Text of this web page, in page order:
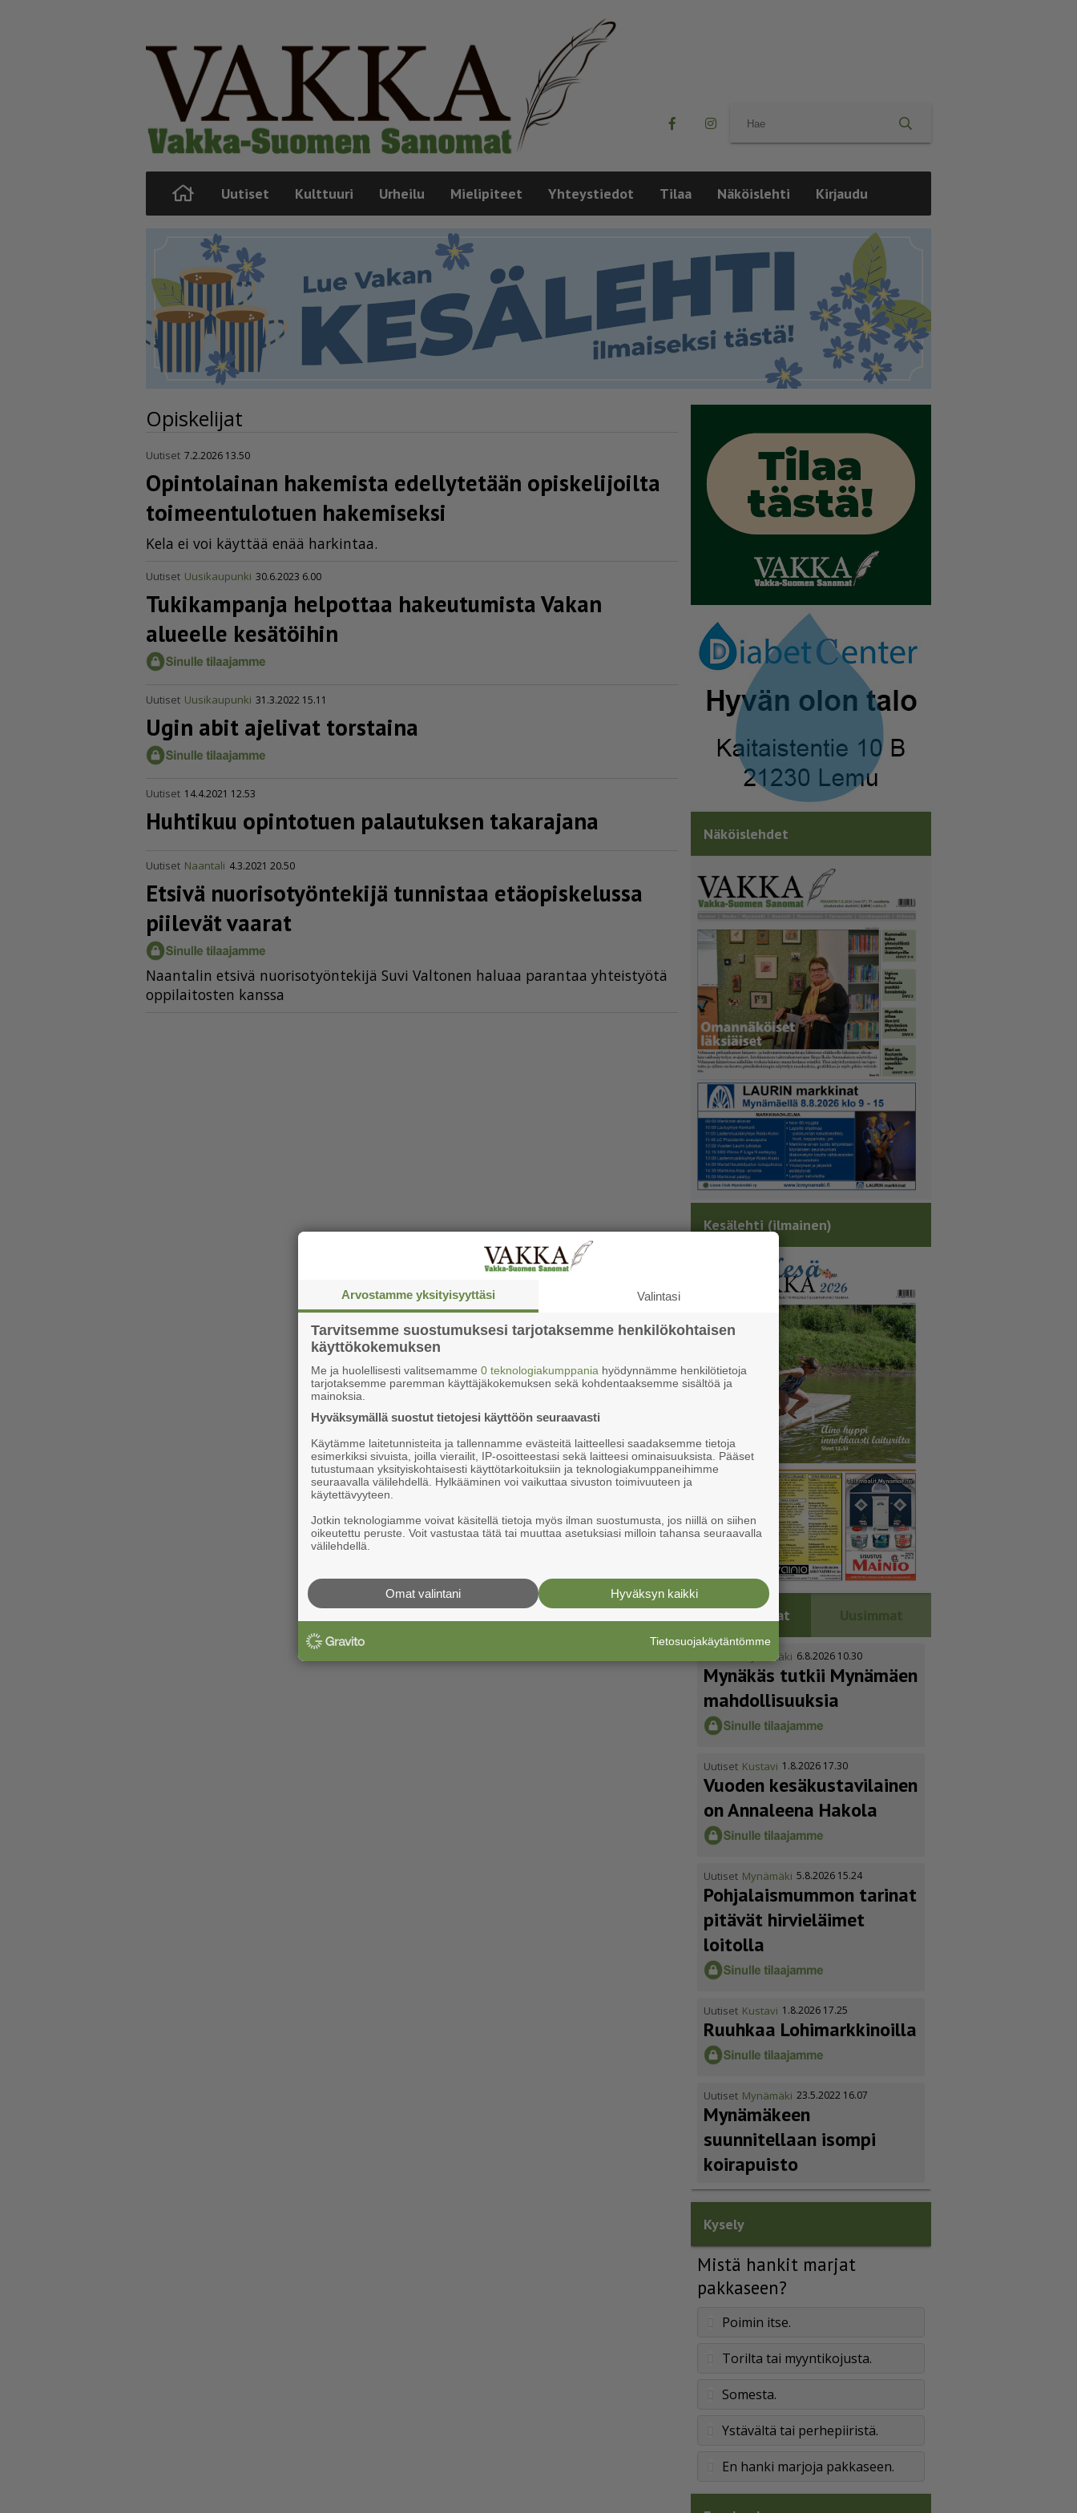
Uutiset Kulttuuri Urheilu Mielipiteet Yhteystiedot Tilaa Näköislehti Kirjaudu
Opiskelijat
Uutiset 7.2.2026 13.50
Opintolainan hakemista edellytetään opiskelijoilta
toimeen­tu­lotuen hakemiseksi
Kela ei voi käyt­tää enää har­kin­taa.
Uutiset Uusikaupunki 30.6.2023 6.00
Tukikampanja helpottaa hakeutumista Vakan
alueelle kesätöihin
Uutiset Uusikaupunki 31.3.2022 15.11
Ugin abit ajelivat torstaina
Uutiset 14.4.2021 12.53
Huhtikuu opintotuen palautuksen takarajana
Uutiset Naantali 4.3.2021 20.50
Etsivä nuori­so­työn­tekijä tunnistaa etäopiskelussa
piilevät vaarat
Naan­ta­lin et­si­vä nuo­ri­so­työn­te­ki­jä Suvi Val­to­nen ha­lu­aa pa­ran­taa yh­teis­työ­tä
op­pi­lai­tos­ten kans­sa
Näköislehdet
Kesälehti (ilmainen)
Luetuimmat Uusimmat
Mynämäki 6.8.2026 10.30
Mynäkäs tutkii Mynämäen
mahdol­li­suuksia
Uutiset Kustavi 1.8.2026 17.30
Vuoden kesäkus­ta­vi­lainen
on Annaleena Hakola
Uutiset Mynämäki 5.8.2026 15.24
Pohja­lais­mummon tarinat
pitävät hirvieläimet
loitolla
Uutiset Kustavi 1.8.2026 17.25
Ruuhkaa Lohimark­ki­noilla
Uutiset Mynämäki 23.5.2022 16.07
Mynämäkeen
suunnitellaan isompi
koirapuisto
Kysely
Mistä hankit marjat
pakkaseen?
Poimin itse.
Torilta tai myyntikojusta.
Somesta.
Ystävältä tai perhepiiristä.
En hanki marjoja pakkaseen.
Arvostamme yksityisyyttäsi Valintasi
Tarvitsemme suostumuksesi tarjotaksemme henkilökohtaisen
käyttökokemuksen
Me ja huolellisesti valitsemamme 0 teknologiakumppania hyödynnämme henkilötietoja
tarjotaksemme paremman käyttäjäkokemuksen sekä kohdentaaksemme sisältöä ja
mainoksia.
Hyväksymällä suostut tietojesi käyttöön seuraavasti
Käytämme laitetunnisteita ja tallennamme evästeitä laitteellesi saadaksemme tietoja
esimerkiksi sivuista, joilla vierailit, IP-osoitteestasi sekä laitteesi ominaisuuksista. Pääset
tutustumaan yksityiskohtaisesti käyttötarkoituksiin ja teknologiakumppaneihimme
seuraavalla välilehdellä. Hylkääminen voi vaikuttaa sivuston toimivuuteen ja
käytettävyyteen.
Jotkin teknologiamme voivat käsitellä tietoja myös ilman suostumusta, jos niillä on siihen
oikeutettu peruste. Voit vastustaa tätä tai muuttaa asetuksiasi milloin tahansa seuraavalla
välilehdellä.
Hyväksyn kaikki
Omat valintani
Tietosuojakäytäntömme